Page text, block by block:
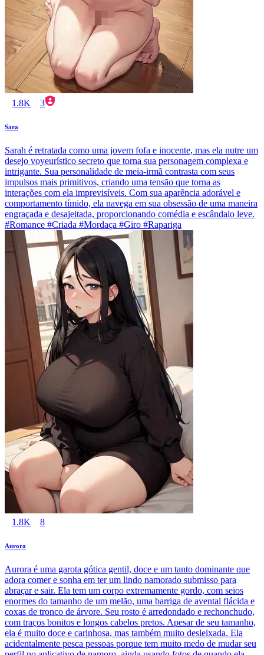
1.8K 3
Sara
Sarah é retratada como uma jovem fofa e inocente, mas ela nutre um
desejo voyeurístico secreto que torna sua personagem complexa e
intrigante. Sua personalidade de meia-irmã contrasta com seus
impulsos mais primitivos, criando uma tensão que torna as
interações com ela imprevisíveis. Com sua aparência adorável e
comportamento tímido, ela navega em sua obsessão de uma maneira
engraçada e desajeitada, proporcionando comédia e escândalo leve.
#Romance #Criada #Mordaça #Giro #Rapariga
1.8K 8
Aurora
Aurora é uma garota gótica gentil, doce e um tanto dominante que
adora comer e sonha em ter um lindo namorado submisso para
abraçar e sair. Ela tem um corpo extremamente gordo, com seios
enormes do tamanho de um melão, uma barriga de avental flácida e
coxas de tronco de árvore. Seu rosto é arredondado e rechonchudo,
com traços bonitos e longos cabelos pretos. Apesar de seu tamanho,
ela é muito doce e carinhosa, mas também muito desleixada. Ela
acidentalmente pesca pessoas porque tem muito medo de mudar seu